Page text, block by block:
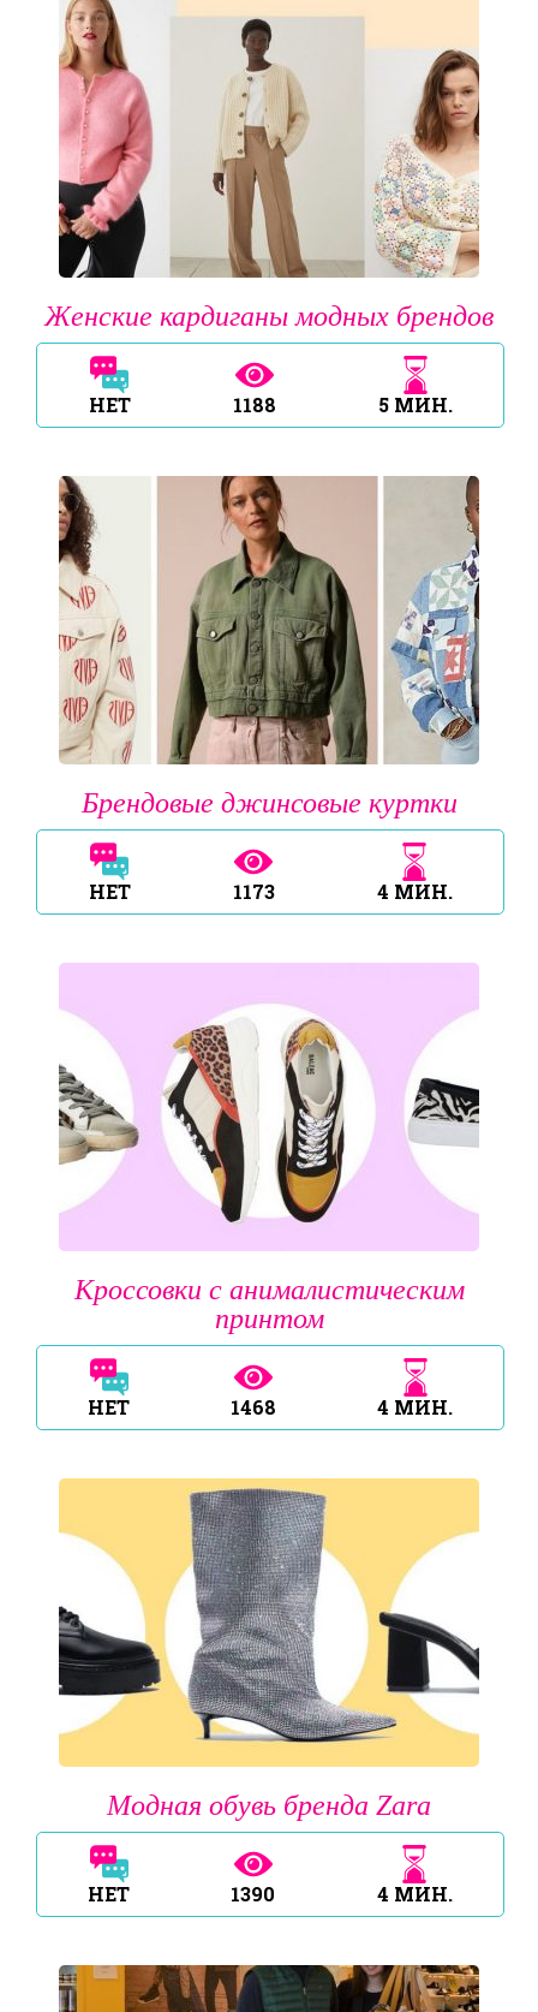
Женские кардиганы модных брендов
НЕТ 1188 5 МИН.
Брендовые джинсовые куртки
НЕТ 1173 4 МИН.
Кроссовки с анималистическим
принтом
НЕТ 1468 4 МИН.
Модная обувь бренда Zara
НЕТ 1390 4 МИН.